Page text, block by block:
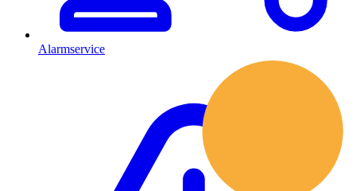
Alarmservice